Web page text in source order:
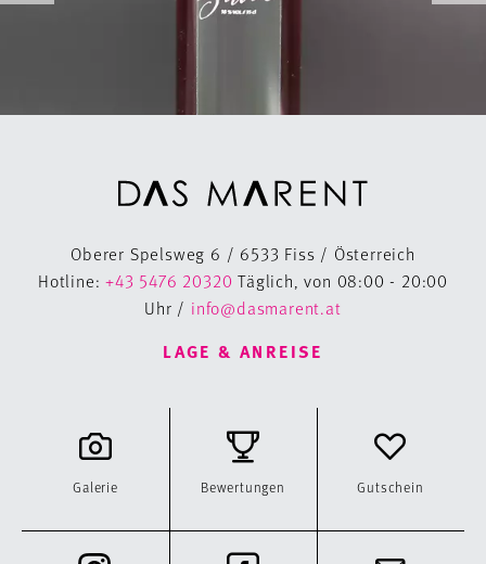
Oberer Spelsweg 6 / 6533 Fiss / Österreich
Hotline:+43 5476 20320 Täglich, von 08:00 - 20:00
Uhr / info@dasmarent.at
LAGE & ANREISE
Galerie Bewertungen Gutschein